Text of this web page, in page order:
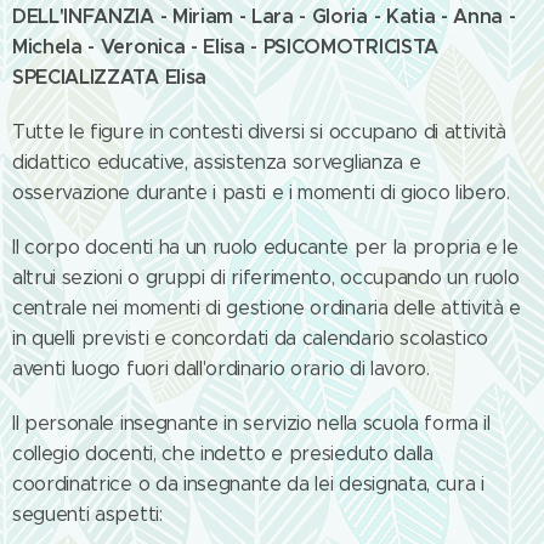
DELL'INFANZIA - Miriam - Lara - Gloria - Katia - Anna -
Michela - Veronica - Elisa - PSICOMOTRICISTA
SPECIALIZZATA Elisa
Tutte le figure in contesti diversi si occupano di attività
didattico educative, assistenza sorveglianza e
osservazione durante i pasti e i momenti di gioco libero.
Il corpo docenti ha un ruolo educante per la propria e le
altrui sezioni o gruppi di riferimento, occupando un ruolo
centrale nei momenti di gestione ordinaria delle attività e
in quelli previsti e concordati da calendario scolastico
aventi luogo fuori dall'ordinario orario di lavoro.
Il personale insegnante in servizio nella scuola forma il
collegio docenti, che indetto e presieduto dalla
coordinatrice o da insegnante da lei designata, cura i
seguenti aspetti: